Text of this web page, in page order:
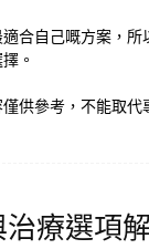
合自己嘅方案，所
。
供參考，不能取代
療選項